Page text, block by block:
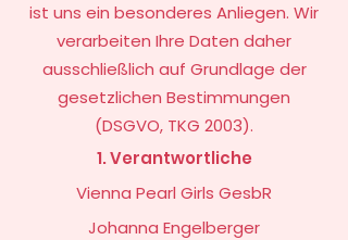
ist uns ein besonderes Anliegen. Wir
verarbeiten Ihre Daten daher
ausschließlich auf Grundlage der
gesetzlichen Bestimmungen
(DSGVO, TKG 2003).
1. Verantwortliche
Vienna Pearl Girls GesbR
Johanna Engelberger